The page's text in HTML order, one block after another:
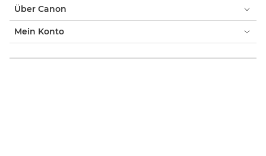
Über Canon
Mein Konto